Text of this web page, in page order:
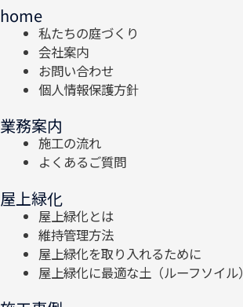
home
私たちの庭づくり
会社案内
お問い合わせ
個人情報保護方針
業務案内
施工の流れ
よくあるご質問
屋上緑化
屋上緑化とは
維持管理方法
屋上緑化を取り入れるために
屋上緑化に最適な土（ルーフソイル）